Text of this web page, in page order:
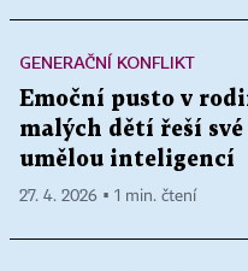
GENERAČNÍ KONFLIKT
Emoční pusto v
malých dětí řeší
umělou inteligencí
27. 4. 2026 ▪ 1 min. čtení